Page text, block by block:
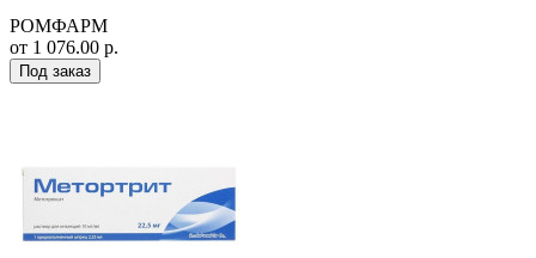
РОМФАРМ
от 1 076.00 р.
Под заказ